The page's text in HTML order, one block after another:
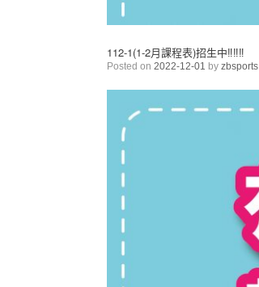
112-1(1-2月課程表)招生中‼️‼️‼️
Posted on 2022-12-01 by zbsports